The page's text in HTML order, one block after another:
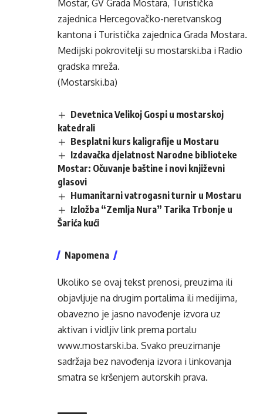
Mostar, GV Grada Mostara, Turistička
zajednica Hercegovačko-neretvanskog
kantona i Turistička zajednica Grada Mostara.
Medijski pokrovitelji su mostarski.ba i Radio
gradska mreža.
(Mostarski.ba)
Devetnica Velikoj Gospi u mostarskoj
katedrali
Besplatni kurs kaligrafije u Mostaru
Izdavačka djelatnost Narodne biblioteke
Mostar: Očuvanje baštine i novi književni
glasovi
Humanitarni vatrogasni turnir u Mostaru
Izložba “Zemlja Nura” Tarika Trbonje u
Šarića kući
Napomena
Ukoliko se ovaj tekst prenosi, preuzima ili
objavljuje na drugim portalima ili medijima,
obavezno je jasno navođenje izvora uz
aktivan i vidljiv link prema portalu
www.mostarski.ba. Svako preuzimanje
sadržaja bez navođenja izvora i linkovanja
smatra se kršenjem autorskih prava.